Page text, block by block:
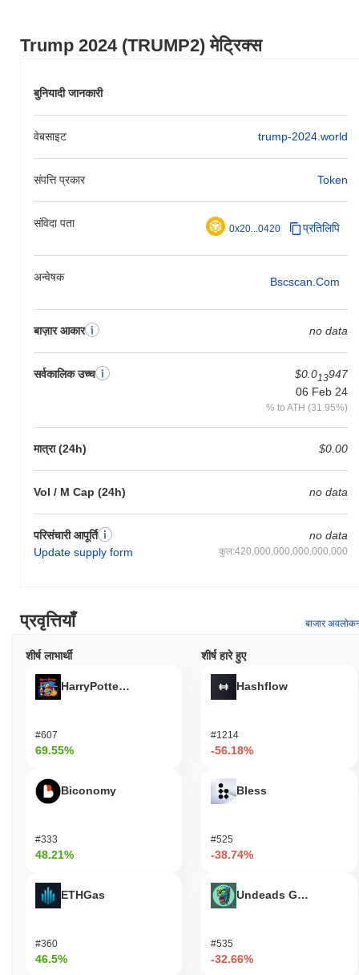
Trump 2024 (TRUMP2) मेट्रिक्स
बुनियादी जानकारी
वेबसाइट trump-2024.world
संपत्ति प्रकार Token
संविदा पता 0x20...0420 प्रतिलिपि
अन्वेषक Bscscan.com
बाज़ार आकार no data
सर्वकालिक उच्च $0.013947
06 Feb 24
% to ATH (31.95%)
मात्रा (24h) $0.00
Vol / M Cap (24h) no data
परिसंचारी आपूर्ति
Update supply form
no data
कुल:420,000,000,000,000,000
प्रवृत्तियाँ बाजार
शीर्ष लाभार्थी
HarryPotterObamaSonic10Inu (ETH)
#607
69.55%
Biconomy
#333
48.21%
ETHGas
#360
46.5%
शीर्ष हारे हुए
Hashflow
#1214
-56.18%
Bless
#525
-38.74%
Undeads Games
#535
-32.66%